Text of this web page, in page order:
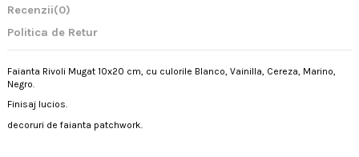
Recenzii(0)
Politica de Retur
Faianta Rivoli Mugat 10x20 cm, cu culorile Blanco, Vainilla, Cereza, Marino,
Negro.
Finisaj lucios.
decoruri de faianta patchwork.